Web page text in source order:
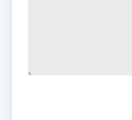
است.کاربران از